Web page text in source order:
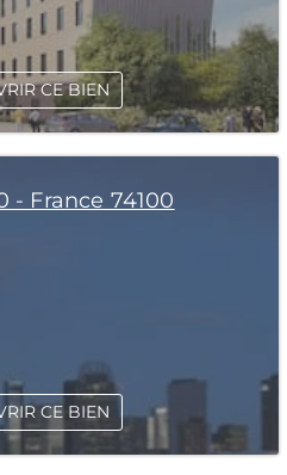
CE BIEN
- France 74100
CE BIEN